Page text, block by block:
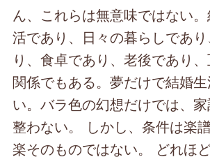
ん、これらは無意味ではない
活であり、日々の暮らしであ
り、食卓であり、老後であり
関係でもある。夢だけで結婚
い。バラ色の幻想だけでは、
整わない。 しかし、条件は楽
楽そのものではない。 どれほ